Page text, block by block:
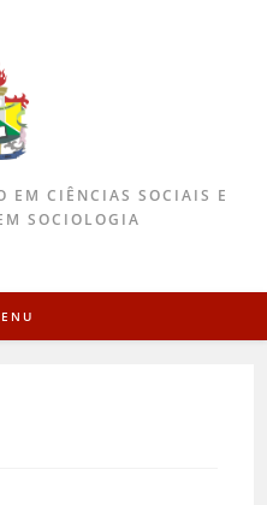
EM CIÊNCIAS SOCIAIS E
SOCIOLOGIA